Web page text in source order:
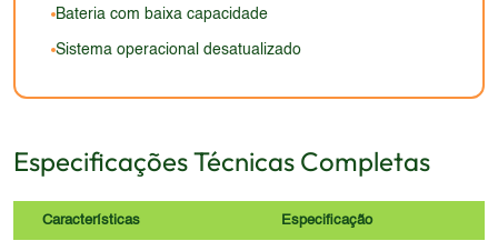
Bateria com baixa capacidade
Sistema operacional desatualizado
Especificações Técnicas Completas
Características Especificação